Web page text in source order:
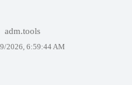
adm.tools
2026, 6:59:44 AM